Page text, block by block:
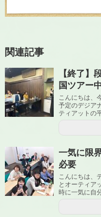
関連記事
【終了】
国ツアー
こんにちは、
予定のデジア
ティアットの
一気に限
必要
こんにちは、
とオーティア
時に一気に自